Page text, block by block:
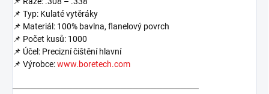
📌 Typ: Kulaté vytěráky
📌 Materiál: 100% bavlna, flanelový povrch
📌 Počet kusů: 1000
📌 Účel: Precizní čištění hlavní
📌 Výrobce:www.boretech.com
───────────────────────────────